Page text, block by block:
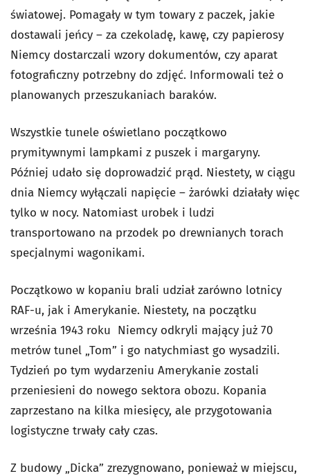
światowej. Pomagały w tym towary z paczek, jakie
dostawali jeńcy – za czekoladę, kawę, czy papierosy
Niemcy dostarczali wzory dokumentów, czy aparat
fotograficzny potrzebny do zdjęć. Informowali też o
planowanych przeszukaniach baraków.
Wszystkie tunele oświetlano początkowo
prymitywnymi lampkami z puszek i margaryny.
Później udało się doprowadzić prąd. Niestety, w ciągu
dnia Niemcy wyłączali napięcie – żarówki działały więc
tylko w nocy. Natomiast urobek i ludzi
transportowano na przodek po drewnianych torach
specjalnymi wagonikami.
Początkowo w kopaniu brali udział zarówno lotnicy
RAF-u, jak i Amerykanie. Niestety, na początku
września 1943 roku Niemcy odkryli mający już 70
metrów tunel „Tom” i go natychmiast go wysadzili.
Tydzień po tym wydarzeniu Amerykanie zostali
przeniesieni do nowego sektora obozu. Kopania
zaprzestano na kilka miesięcy, ale przygotowania
logistyczne trwały cały czas.
Z budowy „Dicka” zrezygnowano, ponieważ w miejscu,